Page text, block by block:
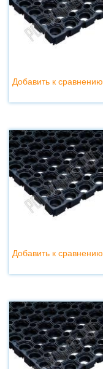
Добавить к сравнению
Добавить к сравнению